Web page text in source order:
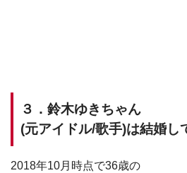
３．鈴木ゆきちゃん
(元アイドル/歌手)は結婚し
2018年10月時点で36歳の